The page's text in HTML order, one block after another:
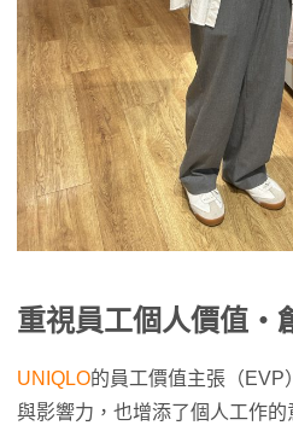
重視員工個人價值・
UNIQLO的員工價值主張（EVP
與影響力，也增添了個人工作的